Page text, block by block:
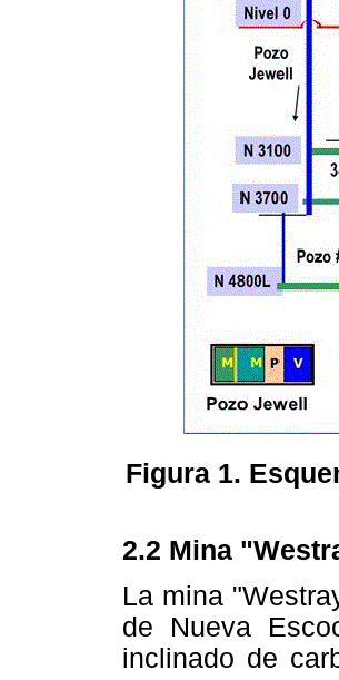
Figura 1.
2.2 Mina
La mina
de Nueva
inclinado de